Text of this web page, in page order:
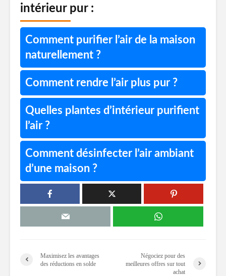
intérieur pur :
Comment purifier l’air de la maison
naturellement ?
Comment rendre l’air plus pur ?
Quelles plantes d’intérieur purifient
l’air ?
Comment désinfecter l’air ambiant
d’une maison ?
Maximisez les avantages
des réductions en solde
Négociez pour des
meilleures offres sur tout
achat